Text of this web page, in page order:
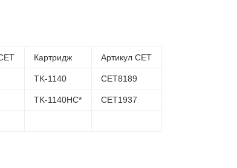
Картридж Артикул CET
TK-1140 CET8189
TK-1140HC* CET1937